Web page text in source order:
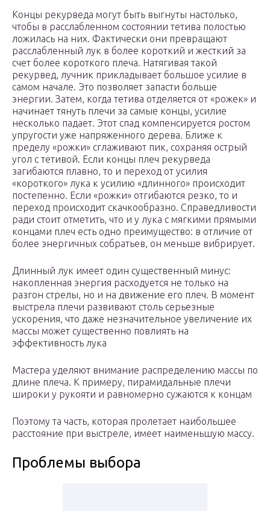
Концы рекурведа могут быть выгнуты настолько,
чтобы в расслабленном состоянии тетива полостью
ложилась на них. Фактически они превращают
расслабленный лук в более короткий и жесткий за
счет более короткого плеча. Натягивая такой
рекурвед, лучник прикладывает большое усилие в
самом начале. Это позволяет запасти больше
энергии. Затем, когда тетива отделяется от «рожек» и
начинает тянуть плечи за самые концы, усилие
несколько падает. Этот спад компенсируется ростом
упругости уже напряженного дерева. Ближе к
пределу «рожки» сглаживают пик, сохраняя острый
угол с тетивой. Если концы плеч рекурведа
загибаются плавно, то и переход от усилия
«короткого» лука к усилию «длинного» происходит
постепенно. Если «рожки» отгибаются резко, то и
переход происходит скачкообразно. Справедливости
ради стоит отметить, что и у лука с мягкими прямыми
концами плеч есть одно преимущество: в отличие от
более энергичных собратьев, он меньше вибрирует.
Длинный лук имеет один существенный минус:
накопленная энергия расходуется не только на
разгон стрелы, но и на движение его плеч. В момент
выстрела плечи развивают столь серьезные
ускорения, что даже незначительное увеличение их
массы может существенно повлиять на
эффективность лука
Мастера уделяют внимание распределению массы по
длине плеча. К примеру, пирамидальные плечи
широки у рукояти и равномерно сужаются к концам
Поэтому та часть, которая пролетает наибольшее
расстояние при выстреле, имеет наименьшую массу.
Проблемы выбора